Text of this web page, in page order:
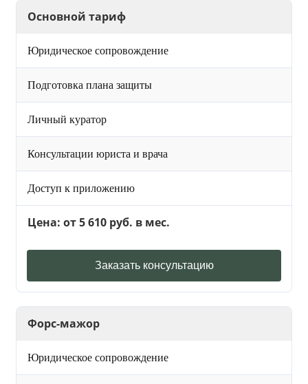
Основной тариф
Юридическое сопровождение
Подготовка плана защиты
Личный куратор
Консультации юриста и врача
Доступ к приложению
Цена: от 5 610 руб. в мес.
Заказать консультацию
Форс-мажор
Юридическое сопровождение